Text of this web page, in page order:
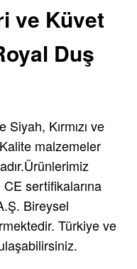
ve Küvet
Duş
Kırmızı ve
malzemeler
sertifikalarına
Bireysel
Türkiye ve